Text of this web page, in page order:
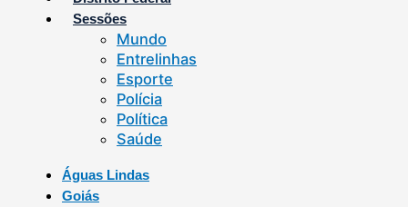
Sessões
Mundo
Entrelinhas
Esporte
Polícia
Política
Saúde
Águas Lindas
Goiás